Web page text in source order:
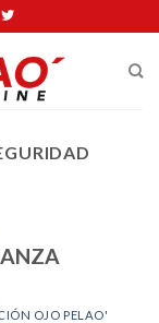
OJO PELAO'